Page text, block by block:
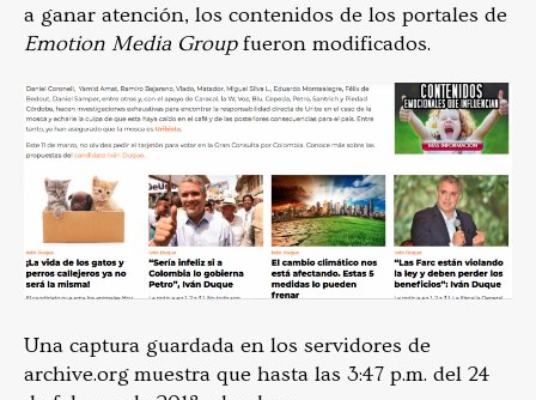
a ganar atención, los contenidos de los portales de
Emotion Media Groupfueron modificados.
Una captura guardada en los servidores de
archive.org muestra que hasta las 3:47 p.m. del 24